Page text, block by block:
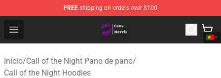
FREE shipping on orders over $100
Open menu
Call of the Night Store - Official Call of the Night
Início/Call of the Night Pano de pano/
Call of the Night Hoodies